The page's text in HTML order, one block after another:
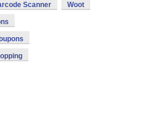
Scanner Woot